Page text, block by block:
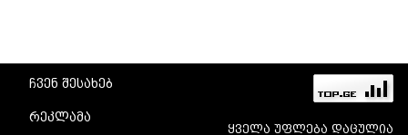
ჩვენ შესახებ
რეკლამა
ყველა უფლება დაცულია